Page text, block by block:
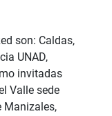
son: Caldas,
UNAD,
invitadas
Valle sede
Manizales,